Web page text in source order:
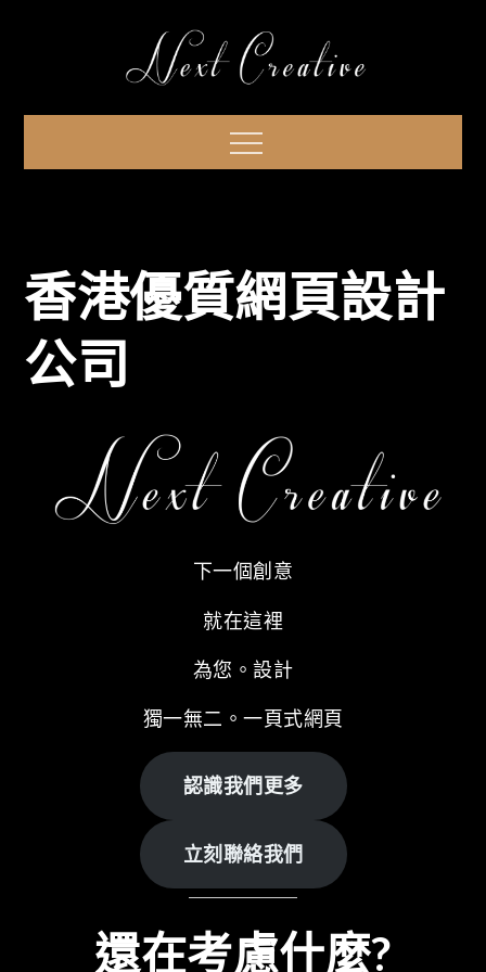
Menu
香港優質網頁設計
公司
下一個創意
就在這裡
為您。設計
獨一無二。一頁式網頁
認識我們更多
立刻聯絡我們
還在考慮什麼?